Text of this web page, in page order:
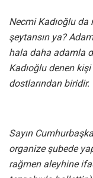
Necmi Kadıoğlu da
şeytansın ya?
hala daha adamla
Kadıoğlu denen
dostlarından biridir.
Sayın
organize şubede
rağmen aleyhine